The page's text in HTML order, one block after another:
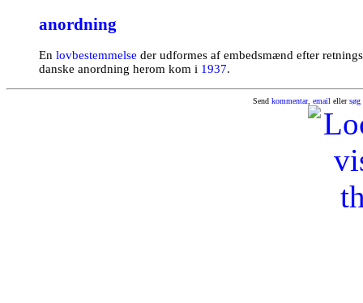
anordning
En lovbestemmelse der udformes af embedsmænd efter
danske anordning herom kom i 1937.
Send kommentar, email ellersøg